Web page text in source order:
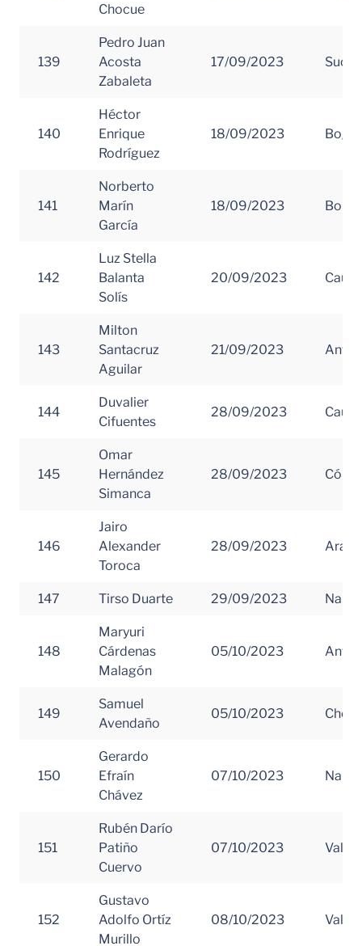
Chocue
139
Pedro Juan
Acosta
Zabaleta
17/09/2023 Sucre
140
Héctor
Enrique
Rodríguez
18/09/2023
141
Norberto
Marín
García
18/09/2023
142
Luz Stella
Balanta
Solís
20/09/2023
143
Milton
Santacruz
Aguilar
21/09/2023
144
Duvalier
Cifuentes
28/09/2023
145
Omar
Hernández
Simanca
28/09/2023
146
Jairo
Alexander
Toroca
28/09/2023
147 Tirso Duarte 29/09/2023
148
Maryuri
Cárdenas
Malagón
05/10/2023
149
Samuel
Avendaño
05/10/2023
150
Gerardo
Efraín
Chávez
07/10/2023
151
Rubén Darío
Patiño
Cuervo
07/10/2023 Valle
152
Gustavo
Adolfo Ortíz
Murillo
08/10/2023 Valle